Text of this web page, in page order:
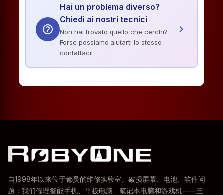
help_outline
Hai un problema diverso?
Chiedi ai nostri tecnici
Non hai trovato quello che cerchi?
Forse possiamo aiutarti lo stesso —
contattaci!
chevron_right
自1998年以来位于都灵的维修实验室。破损屏幕、电池、软件问
题：我们修理智能手机、平板电脑、笔记本电脑和游戏机——三